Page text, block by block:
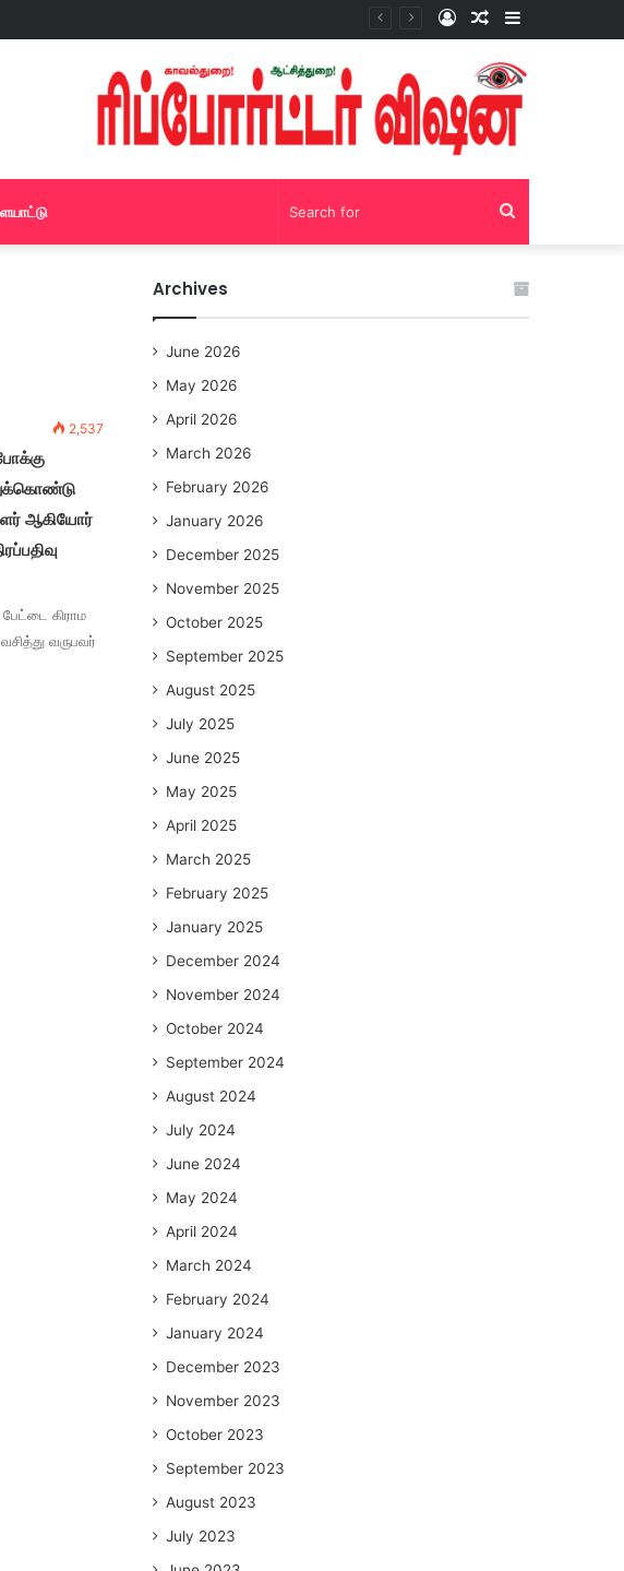
மதுரை மாவட்ட ஆட்சியர் மற்றும் காவல் கண்காணிப்பாளர்..!?
Random
Article
Log
for
2,537
ஆகியோர்
பேட்டை கிராம
வருபவர்
Archives
June 2026
May 2026
April 2026
March 2026
February 2026
January 2026
December 2025
November 2025
October 2025
September 2025
August 2025
July 2025
June 2025
May 2025
April 2025
March 2025
February 2025
January 2025
December 2024
November 2024
October 2024
September 2024
August 2024
July 2024
June 2024
May 2024
April 2024
March 2024
February 2024
January 2024
December 2023
November 2023
October 2023
September 2023
August 2023
July 2023